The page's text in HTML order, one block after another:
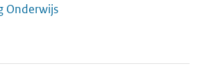
Onderwijs